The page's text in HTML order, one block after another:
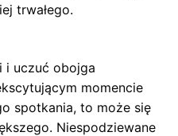
trwałego.
i uczuć obojga
momencie
spotkania, to może się
Niespodziewane